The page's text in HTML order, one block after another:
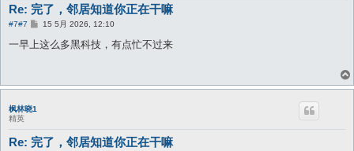
Re: 完了，邻居知道你正在干嘛
#7#7
帖15 5月 2026, 12:10
一早上这么多黑科技，有点忙不过来
枫林晓1
精英
Re: 完了，邻居知道你正在干嘛